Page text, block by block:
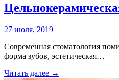
27 июля, 2019
Современная стоматология
форма зубов, эстетическая…
Читать далее →